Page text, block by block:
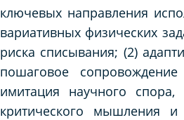
ключевых направления
вариативных физических
риска списывания; (2)
пошаговое
имитация научного
критического мышления и